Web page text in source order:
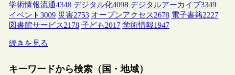
学術情報流通4348 デジタル化4098 デジタルアーカイブ3349
イベント 3009 災害2753 オープンアクセス2678 電子書籍2227
図書館サービス2178 子ども2017 学術情報1947
続きを見る
キーワードから検索（国・地域）